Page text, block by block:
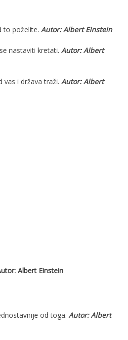
to poželite.Autor: Albert Einstein
nastaviti kretati.Autor: Albert
vas i država traži.Autor: Albert
Albert Einstein
od toga.Autor: Albert